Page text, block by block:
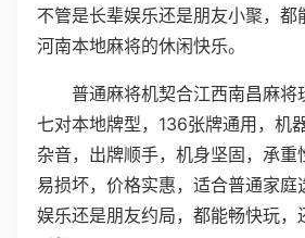
不管是长辈娱乐还是朋友小聚，都
河南本地麻将的休闲快乐。
普通麻将机契合江西南昌麻将
七对本地牌型，136张牌通用，机
杂音，出牌顺手，机身坚固，承重
易损坏，价格实惠，适合普通家庭
娱乐还是朋友约局，都能畅快玩，